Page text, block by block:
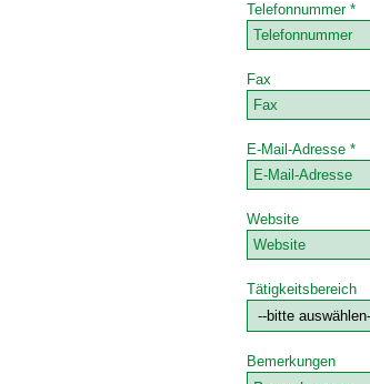
Telefonnummer *
Fax
E-Mail-Adresse *
Website
Tätigkeitsbereich
Bemerkungen